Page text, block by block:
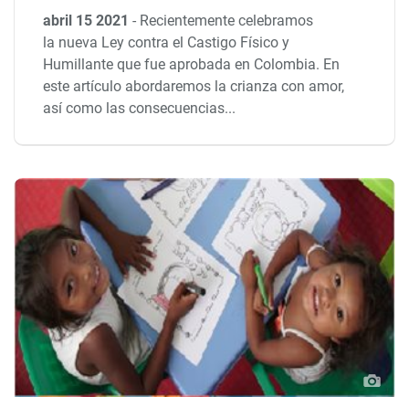
abril 15 2021- Recientemente celebramos
la nueva Ley contra el Castigo Físico y
Humillante que fue aprobada en Colombia. En
este artículo abordaremos la crianza con amor,
así como las consecuencias...